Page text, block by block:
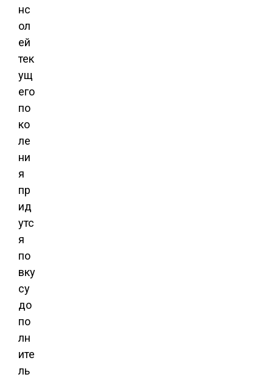
нс
ол
ей
тек
ущ
его
по
ко
ле
ни
я
пр
ид
утс
я
по
вку
су
до
по
лн
ите
ль